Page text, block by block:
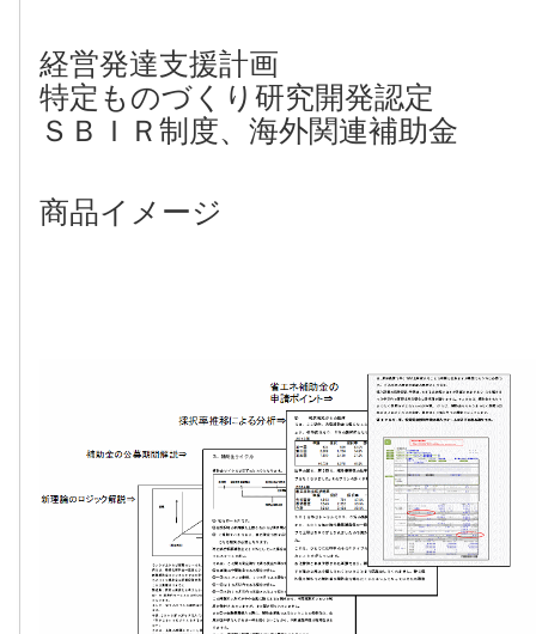
経営発達支援計画
特定ものづくり研究開発認定
ＳＢＩＲ制度、海外関連補助金
商品イメージ